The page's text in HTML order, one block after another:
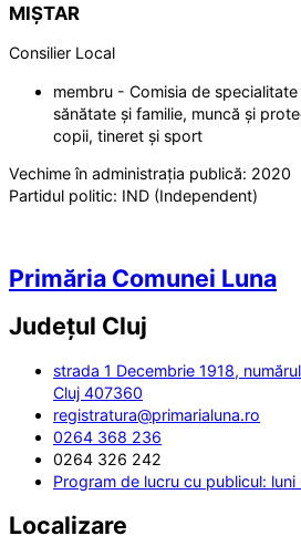
MIȘTAR
Consilier Local
membru - Comisia de
sănătate și familie, muncă și
copii, tineret și sport
Vechime în administrația publică: 2020
Partidul politic: IND (Independent)
Primăria Comunei Luna
Județul Cluj
strada 1 Decembrie 1918,
Cluj 407360
registratura@primarialuna.ro
0264 368 236
0264 326 242
Program de lucru cu publicul:
Localizare